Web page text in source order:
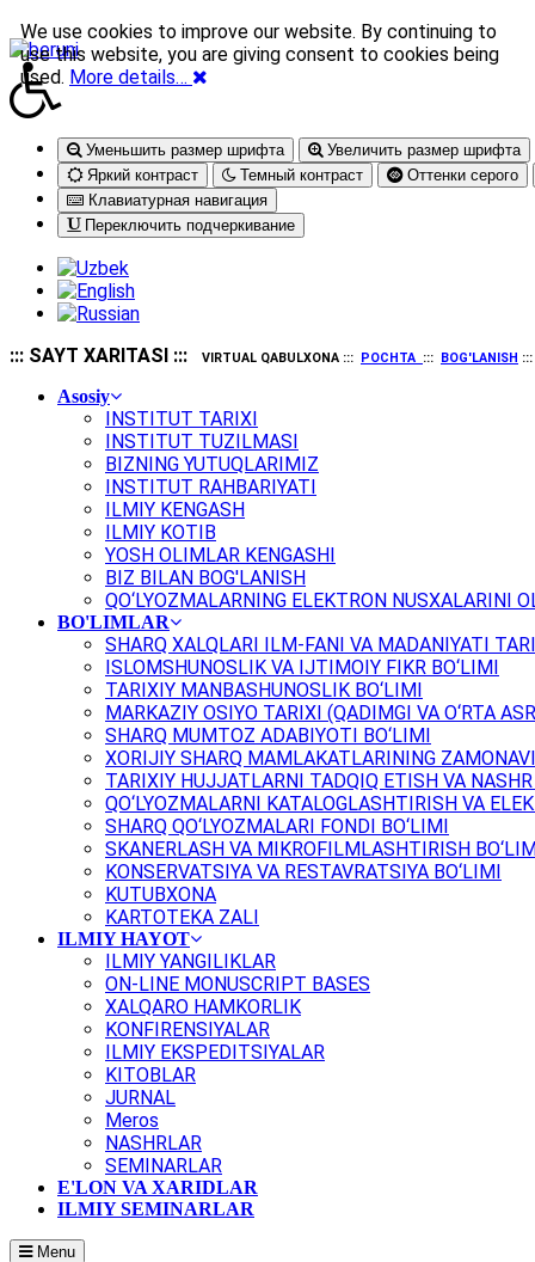
Уменьшить размер шрифта
Увеличить размер шрифта
Яркий контраст
Темный контраст
Оттенки серого
Клавиатурная навигация
Переключить подчеркивание
::: SAYT XARITASI ::: VIRTUAL QABULXONA ::: POCHTA ::: BOG'LANISH
Asosiy
INSTITUT TARIXI
INSTITUT TUZILMASI
BIZNING YUTUQLARIMIZ
INSTITUT RAHBARIYATI
ILMIY KENGASH
ILMIY KOTIB
YOSH OLIMLAR KENGASHI
BIZ BILAN BOG'LANISH
QO‘LYOZMALARNING ELEKTRON NUSXALARINI
BO'LIMLAR
SHARQ XALQLARI ILM-FANI VA MADANIYATI
ISLOMSHUNOSLIK VA IJTIMOIY FIKR BO‘LIMI
TARIXIY MANBASHUNOSLIK BO‘LIMI
MARKAZIY OSIYO TARIXI (QADIMGI VA O‘RTA
SHARQ MUMTOZ ADABIYOTI BO‘LIMI
XORIJIY SHARQ MAMLAKATLARINING
TARIXIY HUJJATLARNI TADQIQ ETISH VA
QO‘LYOZMALARNI KATALOGLASHTIRISH VA
SHARQ QO‘LYOZMALARI FONDI BO‘LIMI
SKANERLASH VA MIKROFILMLASHTIRISH
KONSERVATSIYA VA RESTAVRATSIYA BO‘LIMI
KUTUBXONA
KARTOTEKA ZALI
ILMIY HAYOT
ILMIY YANGILIKLAR
ON-LINE MONUSCRIPT BASES
XALQARO HAMKORLIK
KONFIRENSIYALAR
ILMIY EKSPEDITSIYALAR
KITOBLAR
JURNAL
Meros
NASHRLAR
SEMINARLAR
E'LON VA XARIDLAR
ILMIY SEMINARLAR
Menu
We use cookies to improve our website. By continuing to
use this website, you are giving consent to cookies being
used. More details…